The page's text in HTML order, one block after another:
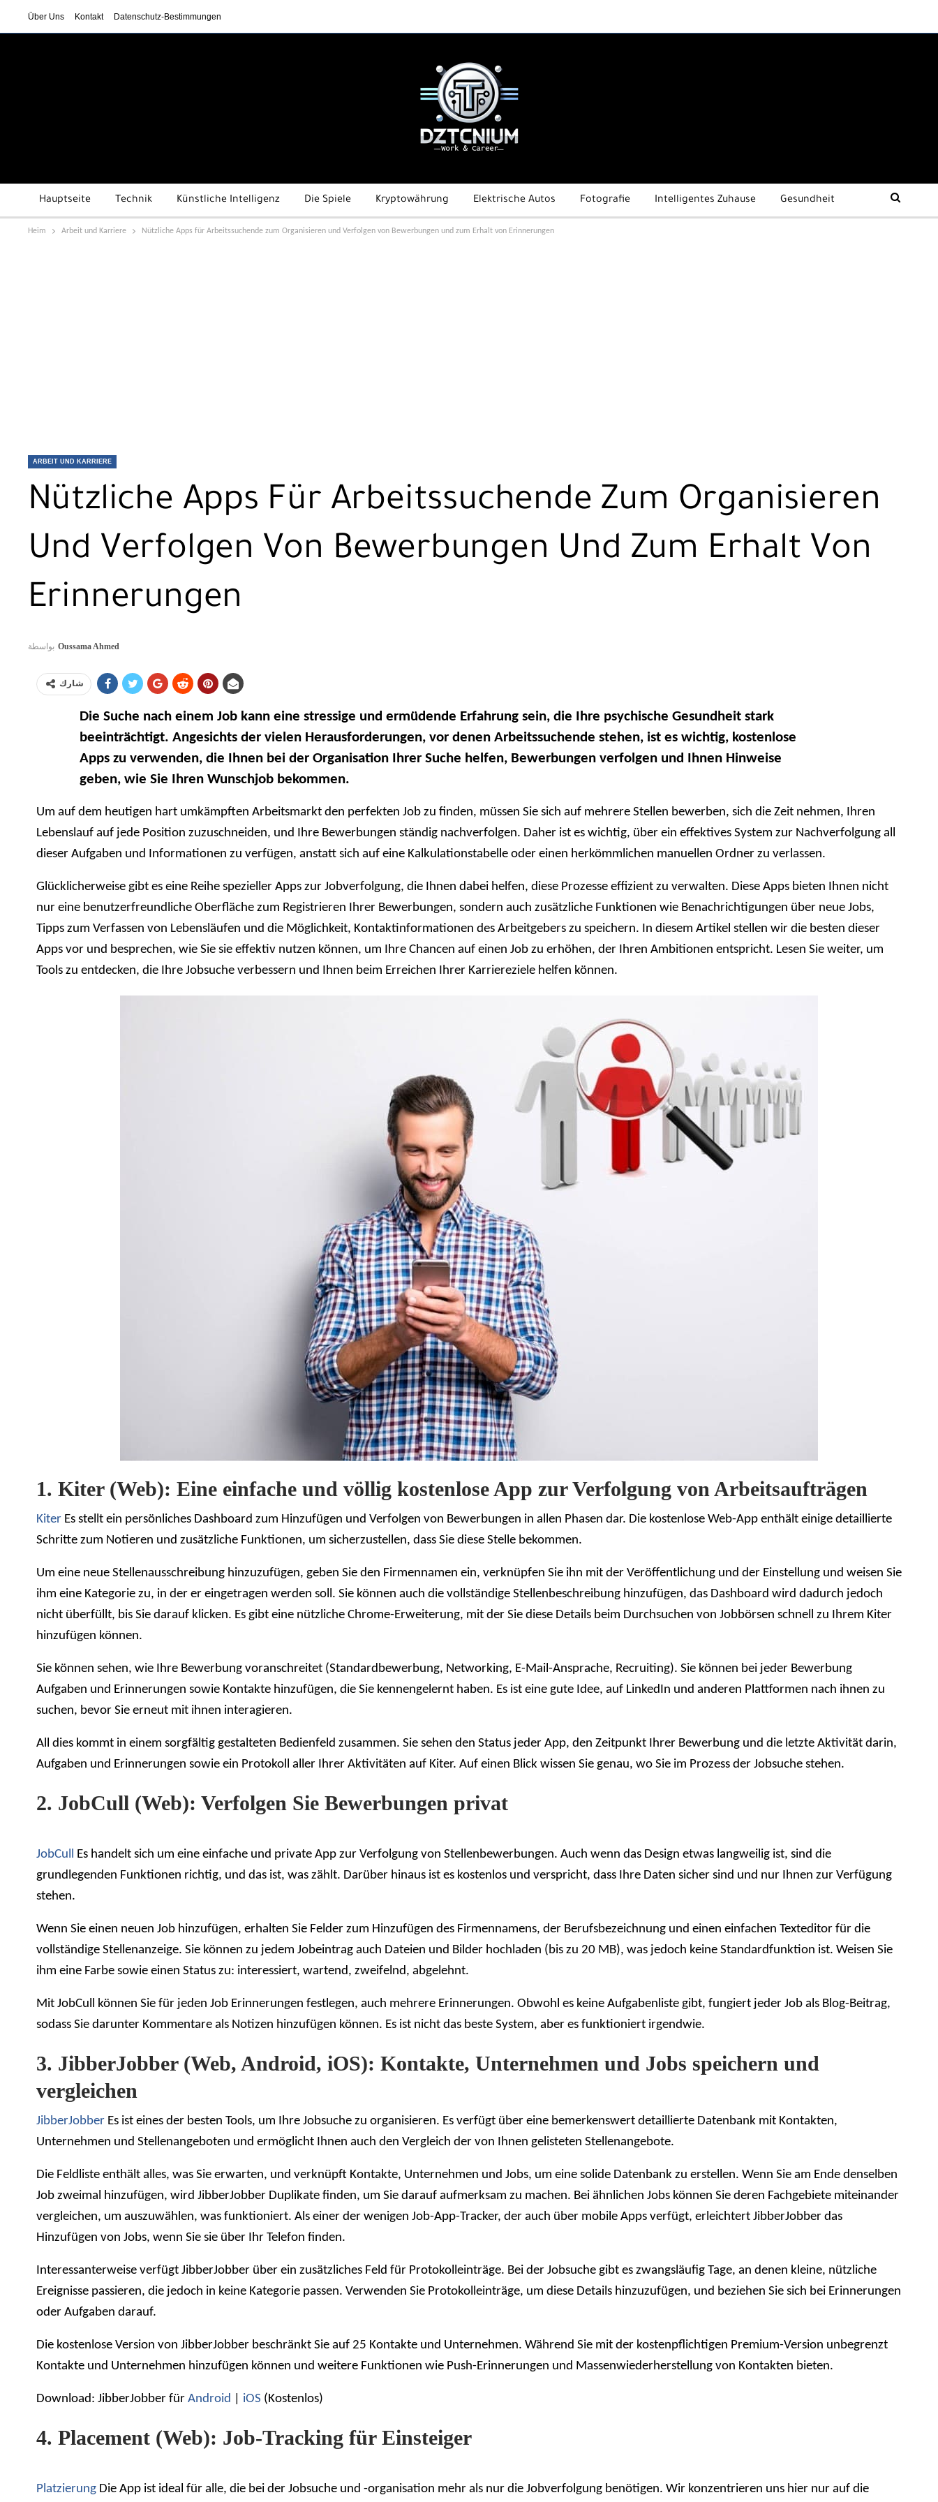
Über Uns Kontakt Datenschutz-Bestimmungen
Hauptseite Technik Künstliche Intelligenz Die Spiele Kryptowährung Elektrische Autos Fotografie Intelligentes Zuhause Gesundheit
Das Geld
Heim Arbeit und Karriere Nützliche Apps für Arbeitssuchende zum Organisieren und Verfolgen von Bewerbungen und zum Erhalt von Erinnerungen
ARBEIT UND KARRIERE
Nützliche Apps Für Arbeitssuchende Zum Organisieren
Und Verfolgen Von Bewerbungen Und Zum Erhalt Von
Erinnerungen
بواسطة Oussama Ahmed
شارك
Die Suche nach einem Job kann eine stressige und ermüdende Erfahrung sein, die Ihre psychische Gesundheit stark
beeinträchtigt. Angesichts der vielen Herausforderungen, vor denen Arbeitssuchende stehen, ist es wichtig, kostenlose
Apps zu verwenden, die Ihnen bei der Organisation Ihrer Suche helfen, Bewerbungen verfolgen und Ihnen Hinweise
geben, wie Sie Ihren Wunschjob bekommen.
Um auf dem heutigen hart umkämpften Arbeitsmarkt den perfekten Job zu finden, müssen Sie sich auf mehrere Stellen bewerben, sich die Zeit nehmen, Ihren
Lebenslauf auf jede Position zuzuschneiden, und Ihre Bewerbungen ständig nachverfolgen. Daher ist es wichtig, über ein effektives System zur Nachverfolgung all
dieser Aufgaben und Informationen zu verfügen, anstatt sich auf eine Kalkulationstabelle oder einen herkömmlichen manuellen Ordner zu verlassen.
Glücklicherweise gibt es eine Reihe spezieller Apps zur Jobverfolgung, die Ihnen dabei helfen, diese Prozesse effizient zu verwalten. Diese Apps bieten Ihnen nicht
nur eine benutzerfreundliche Oberfläche zum Registrieren Ihrer Bewerbungen, sondern auch zusätzliche Funktionen wie Benachrichtigungen über neue Jobs,
Tipps zum Verfassen von Lebensläufen und die Möglichkeit, Kontaktinformationen des Arbeitgebers zu speichern. In diesem Artikel stellen wir die besten dieser
Apps vor und besprechen, wie Sie sie effektiv nutzen können, um Ihre Chancen auf einen Job zu erhöhen, der Ihren Ambitionen entspricht. Lesen Sie weiter, um
Tools zu entdecken, die Ihre Jobsuche verbessern und Ihnen beim Erreichen Ihrer Karriereziele helfen können.
1. Kiter (Web): Eine einfache und völlig kostenlose App zur Verfolgung von Arbeitsaufträgen
Kiter Es stellt ein persönliches Dashboard zum Hinzufügen und Verfolgen von Bewerbungen in allen Phasen dar. Die kostenlose Web-App enthält einige detaillierte
Schritte zum Notieren und zusätzliche Funktionen, um sicherzustellen, dass Sie diese Stelle bekommen.
Um eine neue Stellenausschreibung hinzuzufügen, geben Sie den Firmennamen ein, verknüpfen Sie ihn mit der Veröffentlichung und der Einstellung und weisen Sie
ihm eine Kategorie zu, in der er eingetragen werden soll. Sie können auch die vollständige Stellenbeschreibung hinzufügen, das Dashboard wird dadurch jedoch
nicht überfüllt, bis Sie darauf klicken. Es gibt eine nützliche Chrome-Erweiterung, mit der Sie diese Details beim Durchsuchen von Jobbörsen schnell zu Ihrem Kiter
hinzufügen können.
Sie können sehen, wie Ihre Bewerbung voranschreitet (Standardbewerbung, Networking, E-Mail-Ansprache, Recruiting). Sie können bei jeder Bewerbung
Aufgaben und Erinnerungen sowie Kontakte hinzufügen, die Sie kennengelernt haben. Es ist eine gute Idee, auf LinkedIn und anderen Plattformen nach ihnen zu
suchen, bevor Sie erneut mit ihnen interagieren.
All dies kommt in einem sorgfältig gestalteten Bedienfeld zusammen. Sie sehen den Status jeder App, den Zeitpunkt Ihrer Bewerbung und die letzte Aktivität darin,
Aufgaben und Erinnerungen sowie ein Protokoll aller Ihrer Aktivitäten auf Kiter. Auf einen Blick wissen Sie genau, wo Sie im Prozess der Jobsuche stehen.
2. JobCull (Web): Verfolgen Sie Bewerbungen privat
JobCull
Es handelt sich um eine einfache und private App zur Verfolgung von Stellenbewerbungen. Auch wenn das Design etwas langweilig ist, sind die
grundlegenden Funktionen richtig, und das ist, was zählt. Darüber hinaus ist es kostenlos und verspricht, dass Ihre Daten sicher sind und nur Ihnen zur Verfügung
stehen.
Wenn Sie einen neuen Job hinzufügen, erhalten Sie Felder zum Hinzufügen des Firmennamens, der Berufsbezeichnung und einen einfachen Texteditor für die
vollständige Stellenanzeige. Sie können zu jedem Jobeintrag auch Dateien und Bilder hochladen (bis zu 20 MB), was jedoch keine Standardfunktion ist. Weisen Sie
ihm eine Farbe sowie einen Status zu: interessiert, wartend, zweifelnd, abgelehnt.
Mit JobCull können Sie für jeden Job Erinnerungen festlegen, auch mehrere Erinnerungen. Obwohl es keine Aufgabenliste gibt, fungiert jeder Job als Blog-Beitrag,
sodass Sie darunter Kommentare als Notizen hinzufügen können. Es ist nicht das beste System, aber es funktioniert irgendwie.
3. JibberJobber (Web, Android, iOS): Kontakte, Unternehmen und Jobs speichern und
vergleichen
JibberJobber Es ist eines der besten Tools, um Ihre Jobsuche zu organisieren. Es verfügt über eine bemerkenswert detaillierte Datenbank mit Kontakten,
Unternehmen und Stellenangeboten und ermöglicht Ihnen auch den Vergleich der von Ihnen gelisteten Stellenangebote.
Die Feldliste enthält alles, was Sie erwarten, und verknüpft Kontakte, Unternehmen und Jobs, um eine solide Datenbank zu erstellen. Wenn Sie am Ende denselben
Job zweimal hinzufügen, wird JibberJobber Duplikate finden, um Sie darauf aufmerksam zu machen. Bei ähnlichen Jobs können Sie deren Fachgebiete miteinander
vergleichen, um auszuwählen, was funktioniert. Als einer der wenigen Job-App-Tracker, der auch über mobile Apps verfügt, erleichtert JibberJobber das
Hinzufügen von Jobs, wenn Sie sie über Ihr Telefon finden.
Interessanterweise verfügt JibberJobber über ein zusätzliches Feld für Protokolleinträge. Bei der Jobsuche gibt es zwangsläufig Tage, an denen kleine, nützliche
Ereignisse passieren, die jedoch in keine Kategorie passen. Verwenden Sie Protokolleinträge, um diese Details hinzuzufügen, und beziehen Sie sich bei Erinnerungen
oder Aufgaben darauf.
Die kostenlose Version von JibberJobber beschränkt Sie auf 25 Kontakte und Unternehmen. Während Sie mit der kostenpflichtigen Premium-Version unbegrenzt
Kontakte und Unternehmen hinzufügen können und weitere Funktionen wie Push-Erinnerungen und Massenwiederherstellung von Kontakten bieten.
Download: JibberJobber für Android iOS (Kostenlos)
4. Placement (Web): Job-Tracking für Einsteiger
Platzierung Die App ist ideal für alle, die bei der Jobsuche und -organisation mehr als nur die Jobverfolgung benötigen. Wir konzentrieren uns hier nur auf die